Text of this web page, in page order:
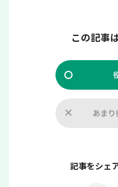
この記事
あま
記事をシェ